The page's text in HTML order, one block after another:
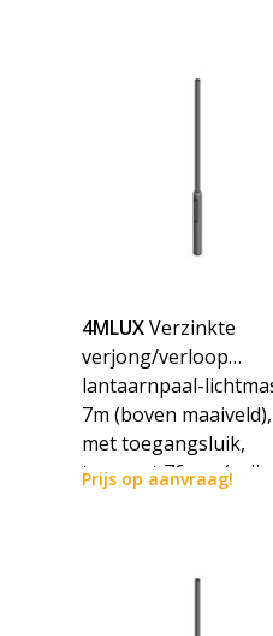
4MLUXVerzinkte
verjong/verloop
lantaarnpaal-
7m (boven maaiveld),
met toegangsluik,
topmaat 76mm (prijs
Prijs op aanvraag!